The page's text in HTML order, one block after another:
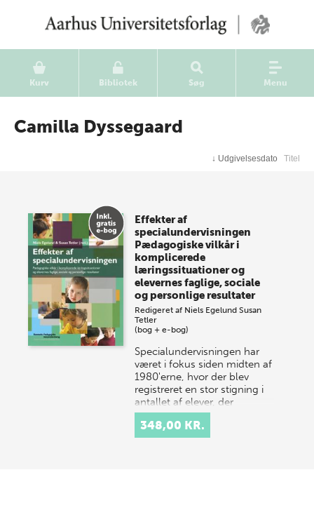
Kurv Bibliotek Søg Menu
Camilla Dyssegaard
↓ Udgivelsesdato Titel
Effekter af
specialundervisningen
Pædagogiske vilkår i
komplicerede
læringssituationer og
elevernes faglige, sociale
og personlige resultater
Redigeret af Niels Egelund Susan
Tetler
(bog + e-bog)
Specialundervisningen har
været i fokus siden midten af
1980'erne, hvor der blev
registreret en stor stigning i
antallet af elever, der
modtog special…
348,00 KR.